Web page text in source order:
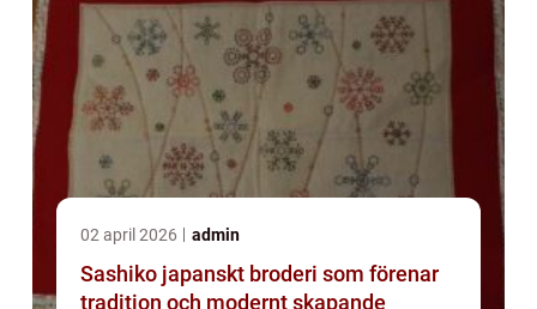
02 april 2026 admin
Sashiko japanskt broderi som förenar
tradition och modernt skapande